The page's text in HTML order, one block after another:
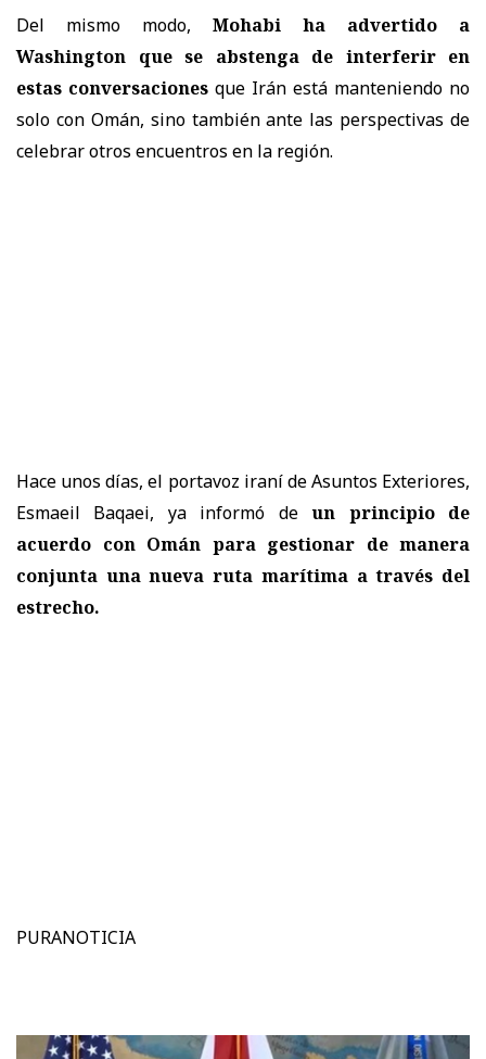
Del mismo modo, Mohabi ha advertido a
Washington que se abstenga de interferir en
estas conversaciones que Irán está manteniendo no
solo con Omán, sino también ante las perspectivas de
celebrar otros encuentros en la región.
Hace unos días, el portavoz iraní de Asuntos Exteriores,
Esmaeil Baqaei, ya informó deun principio de
acuerdo con Omán para gestionar de manera
conjunta una nueva ruta marítima a través del
estrecho.
PURANOTICIA